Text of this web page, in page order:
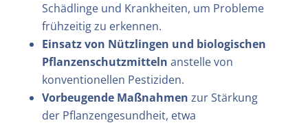
Schädlinge und Krankheiten, um Probleme
frühzeitig zu erkennen.
Einsatz von Nützlingen und biologischen
Pflanzenschutzmitteln anstelle von
konventionellen Pestiziden.
Vorbeugende Maßnahmen zur Stärkung
der Pflanzengesundheit, etwa